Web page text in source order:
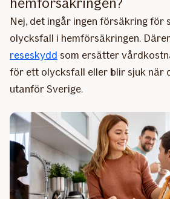
Nej, det ingår ingen försäkring för
olycksfall i hemförsäkringen.
reseskydd som ersätter
för ett olycksfall eller blir sjuk när
utanför Sverige.